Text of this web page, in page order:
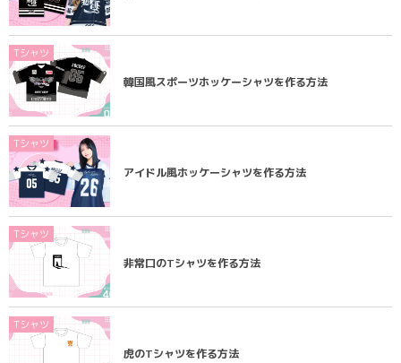
Tシャツ
韓国風スポーツホッケーシャツを作る方法
Tシャツ
アイドル風ホッケーシャツを作る方法
Tシャツ
非常口のTシャツを作る方法
Tシャツ
虎のTシャツを作る方法